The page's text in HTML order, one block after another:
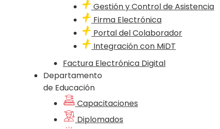
Gestión y Control de Asistencia
Firma Electrónica
Portal del Colaborador
Integración con MiDT
Factura Electrónica Digital
Departamento
de Educación
Capacitaciones
Diplomados